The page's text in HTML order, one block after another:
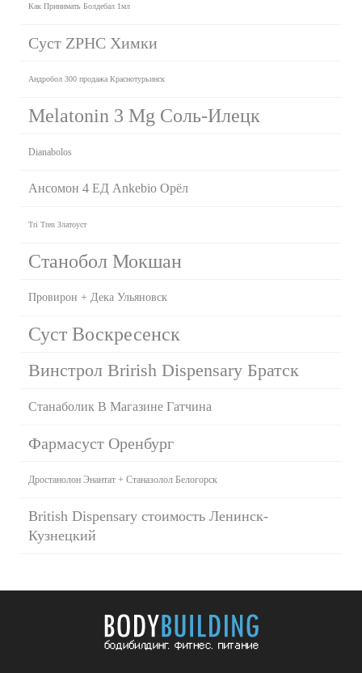
Как Принимать Болдебал 1мл
Суст ZPHC Химки
Андробол 300 продажа Краснотурьинск
Melatonin 3 Mg Соль-Илецк
Dianabolos
Ансомон 4 ЕД Ankebio Орёл
Tri Tren Златоуст
Станобол Мокшан
Провирон + Дека Ульяновск
Суст Воскресенск
Винстрол Brirish Dispensary Братск
Станаболик В Магазине Гатчина
Фармасуст Оренбург
Дростанолон Энантат + Станазолол Белогорск
British Dispensary стоимость Ленинск-
Кузнецкий